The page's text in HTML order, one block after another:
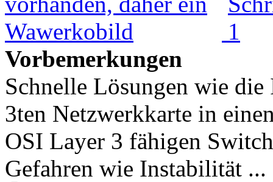
Vorbemerkungen
Schnelle Lösungen wie
3ten Netzwerkkarte in
OSI Layer 3 fähigen
Gefahren wie Instabilität ...